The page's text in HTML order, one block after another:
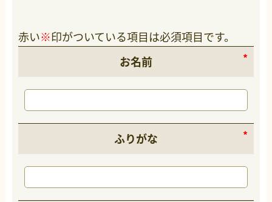
赤い※印がついている項目は必須項目です。
お名前
ふりがな